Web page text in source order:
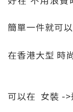
簡單一件就可
在香港大型 時
可以在 女裝 ->